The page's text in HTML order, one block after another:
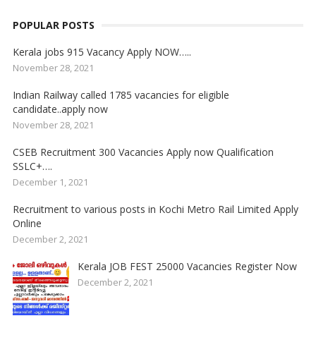
POPULAR POSTS
Kerala jobs 915 Vacancy Apply NOW…..
November 28, 2021
Indian Railway called 1785 vacancies for eligible
candidate..apply now
November 28, 2021
CSEB Recruitment 300 Vacancies Apply now Qualification
SSLC+….
December 1, 2021
Recruitment to various posts in Kochi Metro Rail Limited Apply
Online
December 2, 2021
Kerala JOB FEST 25000 Vacancies Register Now
December 2, 2021